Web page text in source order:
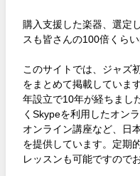
購入支援した楽器、選定
スも皆さんの100倍くら
このサイトでは、ジャズ
をまとめて掲載していま
年設立で10年が経ちまし
くSkypeを利用したオン
オンライン講座など、日
を提供しています。定期
レッスンも可能ですので